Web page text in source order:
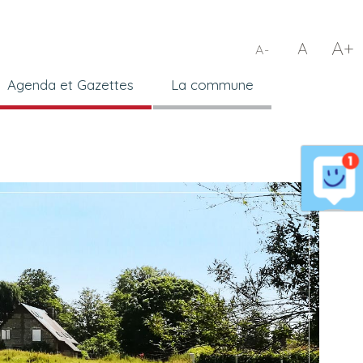
A+
A
A-
Agenda et Gazettes La commune